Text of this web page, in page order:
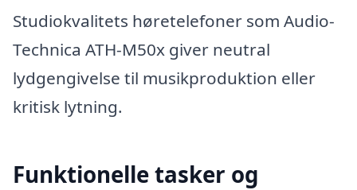
Studiokvalitets høretelefoner som Audio-
Technica ATH-M50x giver neutral
lydgengivelse til musikproduktion eller
kritisk lytning.
Funktionelle tasker og